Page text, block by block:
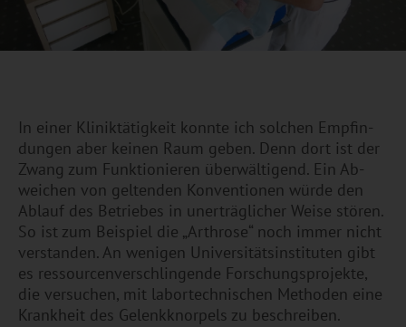
In einer Kli­nik­tä­tig­keit konn­te ich sol­chen Emp­fin­
dun­gen aber kei­nen Raum geben. Denn dort ist der
Zwang zum Funk­tio­nie­ren über­wäl­ti­gend. Ein Ab­
wei­chen von gel­ten­den Kon­ven­tio­nen würde den
Ab­lauf des Be­trie­bes in un­er­träg­li­cher Weise stö­ren.
So ist zum Bei­spiel die „Ar­thro­se“ noch immer nicht
ver­stan­den. An we­ni­gen Uni­ver­si­täts­in­sti­tu­ten gibt
es res­sour­cen­ver­schlin­gen­de For­schungs­pro­jek­te,
die ver­su­chen, mit la­bor­tech­ni­schen Metho­den eine
Krank­heit des Ge­lenk­knor­pels zu be­schrei­ben.